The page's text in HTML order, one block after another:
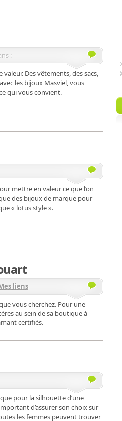
:
Des vêtements, des sacs,
les bijoux Masviel, vous
qui vous convient.
mettre en valeur ce que l’on
des bijoux de marque pour
« lotus style ».
liens
vous cherchez. Pour une
au sein de sa boutique à
certifiés.
pour la silhouette d’une
d’assurer son choix sur
les femmes peuvent trouver